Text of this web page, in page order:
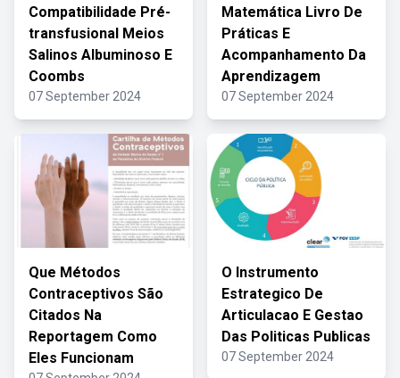
Compatibilidade Pré-
transfusional Meios
Salinos Albuminoso E
Coombs
07 September 2024
Matemática Livro De
Práticas E
Acompanhamento Da
Aprendizagem
07 September 2024
Que Métodos
Contraceptivos São
Citados Na
Reportagem Como
Eles Funcionam
O Instrumento
Estrategico De
Articulacao E Gestao
Das Politicas Publicas
07 September 2024